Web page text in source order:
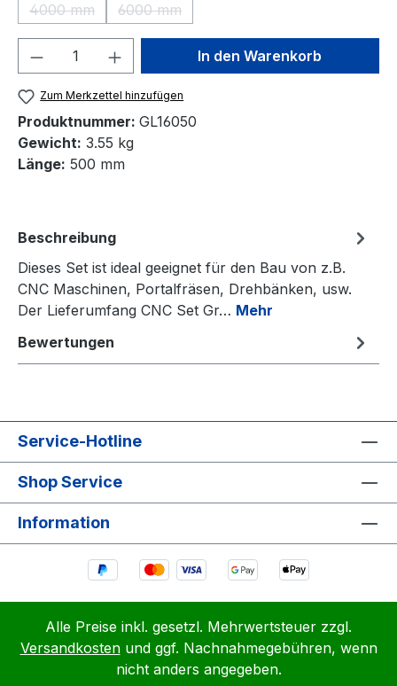
4000 mm
(Diese Option ist zurzeit nicht verfügbar.)
6000 mm
(Diese Option ist zurzeit nicht verfügbar.)
Produkt Anzahl: Gib denIn den Warenkorb
Zum Merkzettel hinzufügen
Produktnummer: GL16050
Gewicht: 3.55 kg
Länge: 500 mm
Beschreibung
Dieses Set ist ideal geeignet für den Bau von z.B.
CNC Maschinen, Portalfräsen, Drehbänken, usw.
Der Lieferumfang CNC Set Gr… Mehr
Bewertungen
Service-Hotline
Shop Service
Information
Alle Preise inkl. gesetzl. Mehrwertsteuer zzgl.
Versandkostenund ggf. Nachnahmegebühren, wenn
nicht anders angegeben.